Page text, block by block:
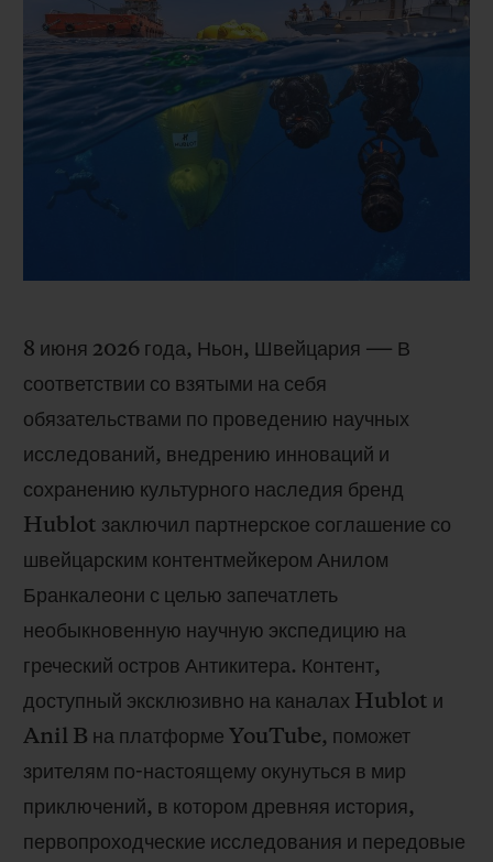
8 июня 2026 года, Ньон, Швейцария ― В
соответствии со взятыми на себя
обязательствами по проведению научных
исследований, внедрению инноваций и
сохранению культурного наследия бренд
Hublot заключил партнерское соглашение со
швейцарским контентмейкером Анилом
Бранкалеони с целью запечатлеть
необыкновенную научную экспедицию на
греческий остров Антикитера. Контент,
доступный эксклюзивно на каналах Hublot и
Anil B на платформе YouTube, поможет
зрителям по-настоящему окунуться в мир
приключений, в котором древняя история,
первопроходческие исследования и передовые
COLORED CERAMIC
BIG BANG
PEACH CERAMIC ESSENTIAL
БЕСПЛАТНАЯ ДОСТАВКА И ВОЗВРАТ
БЕЗОПАСНАЯ ОПЛАТА
КОНТАКТЫ